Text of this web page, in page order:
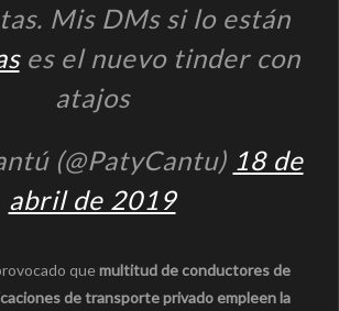
Mis DMs si lo están
es el nuevo tinder con
atajos
(@PatyCantu) 18 de
abril de 2019
quemultitud de conductores de
de transporte privado empleen la